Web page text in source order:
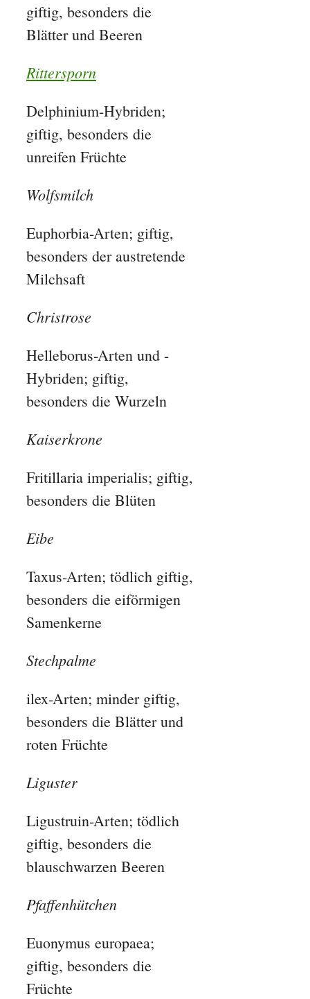
giftig, besonders die
Blätter und Beeren
Rittersporn
Delphinium-Hybriden;
giftig, besonders die
unreifen Früchte
Wolfsmilch
Euphorbia-Arten; giftig,
besonders der austretende
Milchsaft
Christrose
Helleborus-Arten und -
Hybriden; giftig,
besonders die Wurzeln
Kaiserkrone
Fritillaria imperialis; giftig,
besonders die Blüten
Eibe
Taxus-Arten; tödlich giftig,
besonders die eiförmigen
Samenkerne
Stechpalme
ilex-Arten; minder giftig,
besonders die Blätter und
roten Früchte
Liguster
Ligustruin-Arten; tödlich
giftig, besonders die
blauschwarzen Beeren
Pfaffenhütchen
Euonymus europaea;
giftig, besonders die
Früchte